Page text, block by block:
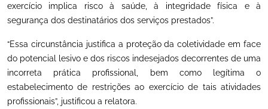
exercício implica risco à saúde, à integridade física e à
segurança dos destinatários dos serviços prestados”.
“Essa circunstância justifica a proteção da coletividade em face
do potencial lesivo e dos riscos indesejados decorrentes de uma
incorreta prática profissional, bem como legítima o
estabelecimento de restrições ao exercício de tais atividades
profissionais”, justificou a relatora.